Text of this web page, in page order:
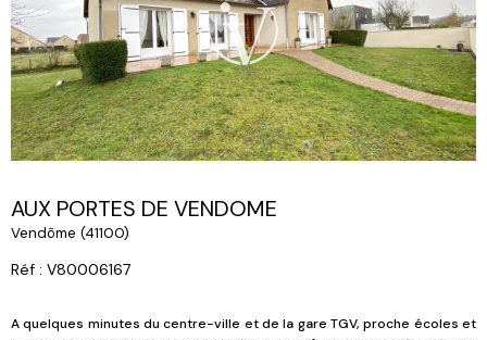
AUX PORTES DE VENDOME
Vendôme (41100)
Réf : V80006167
A quelques minutes du centre-ville et de la gare TGV, proche écoles et